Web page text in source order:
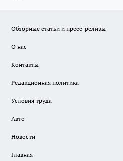
Обзорные статьи и пресс-релизы
О нас
Контакты
Редакционная политика
Условия труда
Авто
Новости
Главная